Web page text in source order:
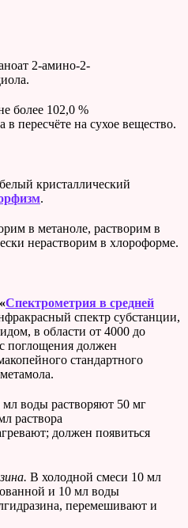
2-амино-2-
более 102,0 %
в пересчёте на сухое вещество.
кристаллический
.
в метаноле, растворим в
нерастворим в хлороформе.
«Спектрометрия в средней
спектр субстанции,
в области от 4000 до
поглощения должен
стандартного
воды растворяют 50 мг
раствора
должен появиться
В холодной смеси 10 мл
и 10 мл воды
перемешивают и